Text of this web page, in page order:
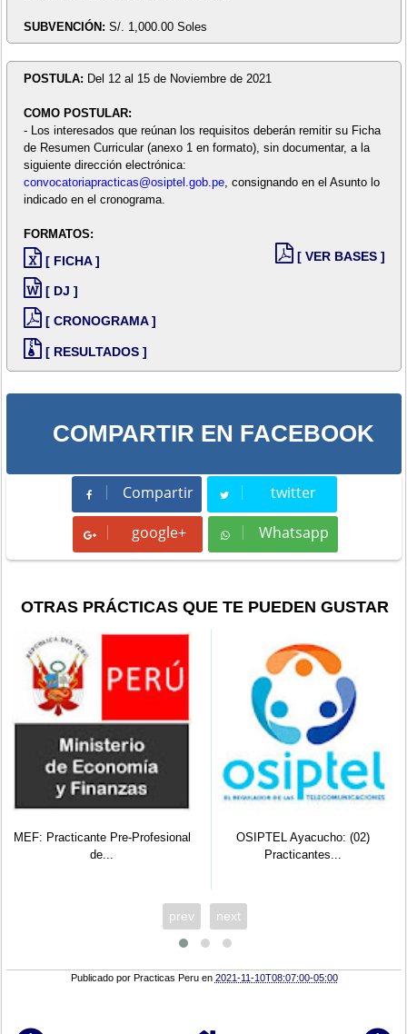
SUBVENCIÓN: S/. 1,000.00 Soles
POSTULA: Del 12 al 15 de Noviembre de 2021
COMO POSTULAR:
- Los interesados que reúnan los requisitos deberán remitir su Ficha
de Resumen Curricular (anexo 1 en formato), sin documentar, a la
siguiente dirección electrónica:
convocatoriapracticas@osiptel.gob.pe, consignando en el Asunto lo
indicado en el cronograma.
FORMATOS:
[ FICHA ]
[ DJ ]
[ CRONOGRAMA ]
[ RESULTADOS ]
[ VER BASES ]
COMPARTIR EN FACEBOOK
Compartir
Compartir twitter
Tweet
google+ Whatsapp
Whatsapp
OTRAS PRÁCTICAS QUE TE PUEDEN GUSTAR
MEF: Practicante Pre-Profesional
de...
OSIPTEL Ayacucho: (02)
Practicantes...
prev next
Publicado por Practicas Peru en 2021-11-10T08:07:00-05:00